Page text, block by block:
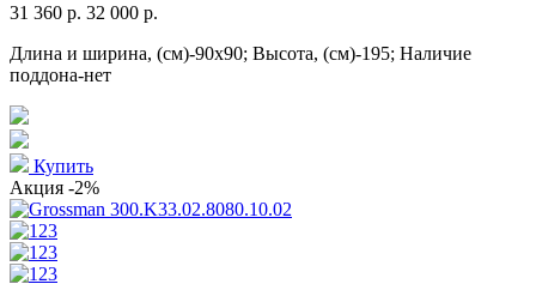
31 360 р. 32 000 р.
Длина и ширина, (см)-90x90; Высота, (см)-195; Наличие
поддона-нет
Купить
Акция -2%